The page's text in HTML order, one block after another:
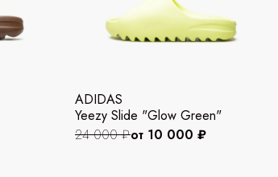
ADIDAS
Yeezy Slide "Glow Green"
24 000 ₽от 10 000 ₽